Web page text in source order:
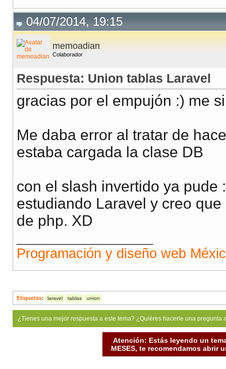
04/07/2014, 19:15
memoadian
Colaborador
Respuesta: Union tablas Laravel
gracias por el empujón :) me
Me daba error al tratar de
estaba cargada la clase DB
con el slash invertido ya pude
estudiando Laravel y creo
de php. XD
Programación y diseño web
Etiquetas: laravel tablas union
¿Tienes una mejor respuesta a este tema? ¿Quiéres hacerle una
Atención: Estás leyendo un
MESES, te recomendamos abrir